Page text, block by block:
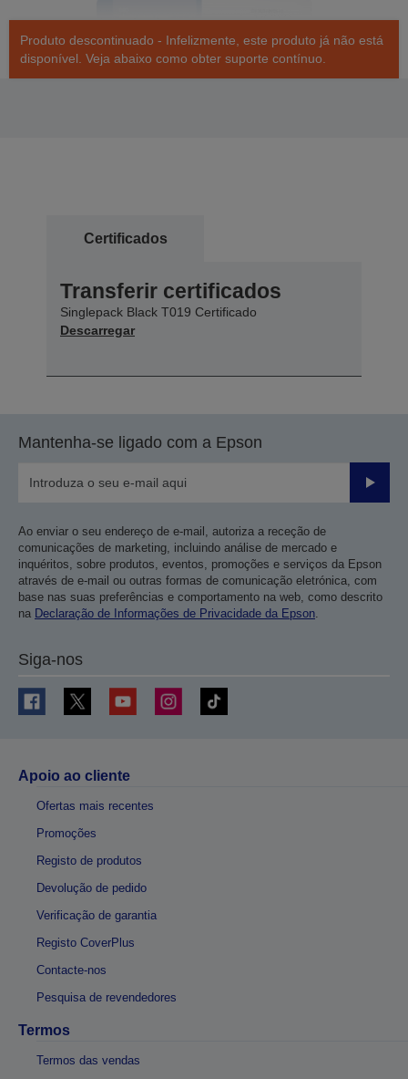
Produto descontinuado - Infelizmente, este produto já não está
disponível. Veja abaixo como obter suporte contínuo.
Certificados
Transferir certificados
Singlepack Black T019 Certificado
Descarregar
Mantenha-se ligado com a Epson
Enviar
Ao enviar o seu endereço de e-mail, autoriza a receção de
comunicações de marketing, incluindo análise de mercado e
inquéritos, sobre produtos, eventos, promoções e serviços da Epson
através de e-mail ou outras formas de comunicação eletrónica, com
base nas suas preferências e comportamento na web, como descrito
na Declaração de Informações de Privacidade da Epson
Siga-nos
Apoio ao cliente
Ofertas mais recentes
Promoções
Registo de produtos
Devolução de pedido
Verificação de garantia
Registo CoverPlus
Contacte-nos
Pesquisa de revendedores
Termos
Termos das vendas